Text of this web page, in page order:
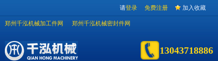
请登录 免费注册 加入收藏
郑州千泓机械加工件网 郑州千泓机械密封件网
13043718886